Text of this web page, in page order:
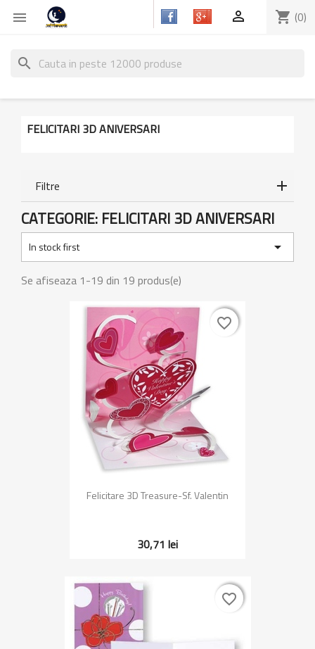
 shopping_cart (0)

search
FELICITARI 3D ANIVERSARI
Filtre
CATEGORIE: FELICITARI 3D ANIVERSARI
In stock first

Se afiseaza 1-19 din 19 produs(e)
Felicitare 3D Treasure-Sf. Valentin
30,71 lei
favorite_border
favorite_border
favorite_border
favorite_border